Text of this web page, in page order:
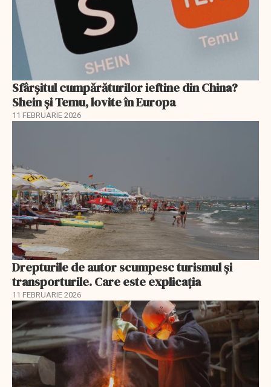
Sfârșitul cumpărăturilor ieftine din China?
Shein și Temu, lovite în Europa
11 FEBRUARIE 2026
Drepturile de autor scumpesc turismul și
transporturile. Care este explicația
11 FEBRUARIE 2026